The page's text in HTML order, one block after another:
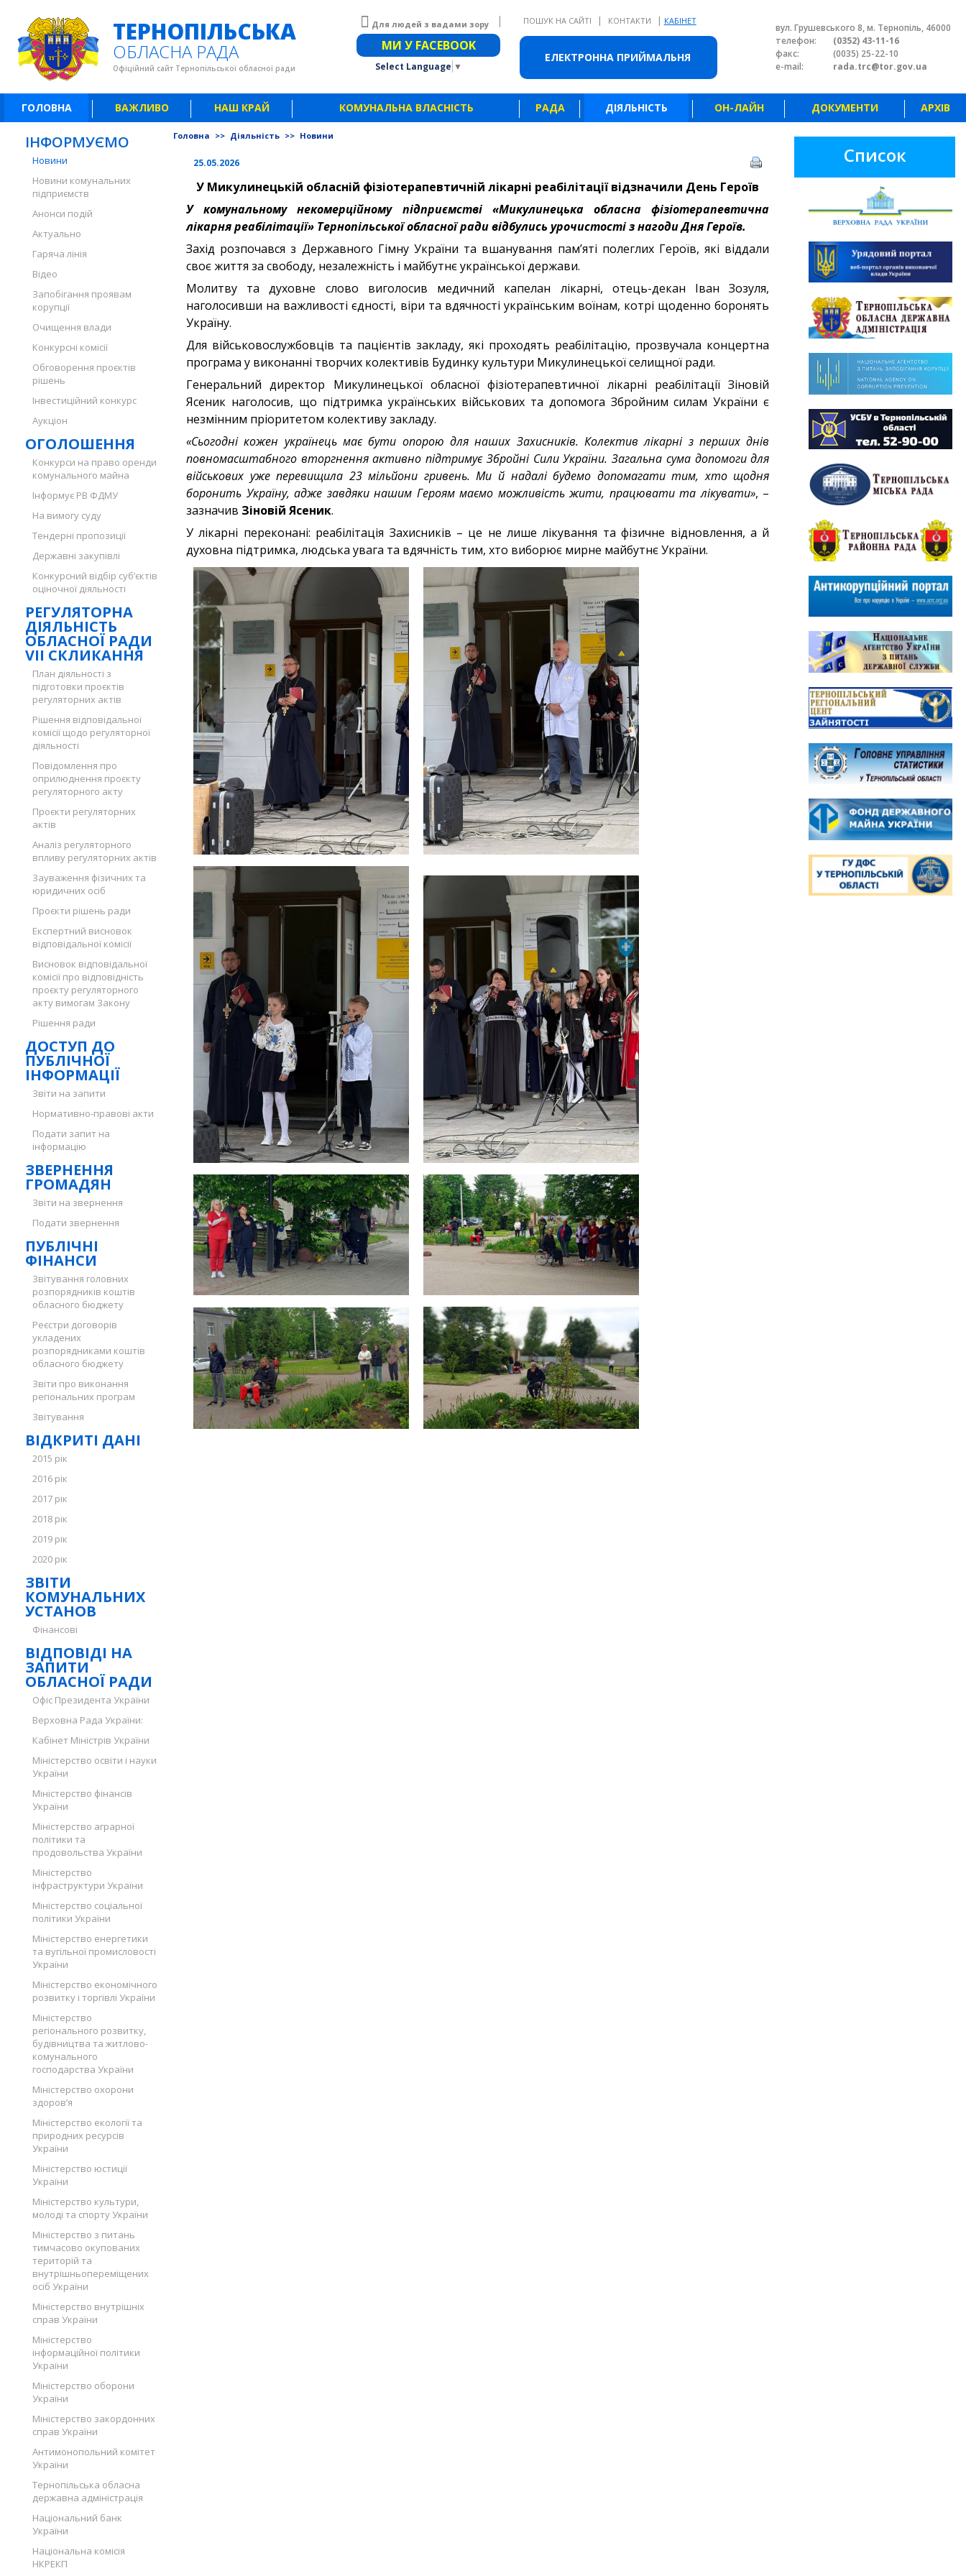
ЕЛЕКТРОННА ПРИЙМАЛЬНЯ
ТЕРНОПІЛЬСЬКА
ОБЛАСНА РАДА
Офіційний сайт Тернопільської обласної ради
Для людей з вадами зору Звичайна версія сайту
МИ У FACEBOOK
Select Language ▼
ПОШУК НА САЙТІ | КОНТАКТИ | КАБІНЕТ
вул. Грушевського 8, м. Тернопіль, 46000
телефон:
(0352) 43-11-16
факс:
(0035) 25-22-10
e-mail:
rada.trc@tor.gov.ua
ГОЛОВНА ВАЖЛИВО НАШ КРАЙ КОМУНАЛЬНА ВЛАСНІСТЬ РАДА ДІЯЛЬНІСТЬ ОН-ЛАЙН ДОКУМЕНТИ АРХІВ
ІНФОРМУЄМО
Новини
Новини комунальних
підприємств
Анонси подій
Актуально
Гаряча лінія
Відео
Запобігання проявам
корупції
Очищення влади
Конкурсні комісії
Обговорення проєктів
рішень
Інвестиційний конкурс
Аукціон
ОГОЛОШЕННЯ
Конкурси на право оренди
комунального майна
Інформує РВ ФДМУ
На вимогу суду
Тендерні пропозиції
Державні закупівлі
Конкурсний відбір суб’єктів
оціночної діяльності
РЕГУЛЯТОРНА
ДІЯЛЬНІСТЬ
ОБЛАСНОЇ РАДИ
VII СКЛИКАННЯ
План діяльності з
підготовки проєктів
регуляторних актів
Рішення відповідальної
комісії щодо регуляторної
діяльності
Повідомлення про
оприлюднення проєкту
регуляторного акту
Проєкти регуляторних
актів
Аналіз регуляторного
впливу регуляторних актів
Зауваження фізичних та
юридичних осіб
Проєкти рішень ради
Експертний висновок
відповідальної комісії
Висновок відповідальної
комісії про відповідність
проєкту регуляторного
акту вимогам Закону
Рішення ради
ДОСТУП ДО
ПУБЛІЧНОЇ
ІНФОРМАЦІЇ
Звіти на запити
Нормативно-правові акти
Подати запит на
інформацію
ЗВЕРНЕННЯ
ГРОМАДЯН
Звіти на звернення
Подати звернення
ПУБЛІЧНІ
ФІНАНСИ
Звітування головних
розпорядників коштів
обласного бюджету
Реєстри договорів
укладених
розпорядниками коштів
обласного бюджету
Звіти про виконання
регіональних програм
Звітування
ВІДКРИТІ ДАНІ
2015 рік
2016 рік
2017 рік
2018 рік
2019 рік
2020 рік
ЗВІТИ
КОМУНАЛЬНИХ
УСТАНОВ
Фінансові
ВІДПОВІДІ НА
ЗАПИТИ
ОБЛАСНОЇ РАДИ
Офіс Президента України
Верховна Рада України:
Кабінет Міністрів України
Міністерство освіти і науки
України
Міністерство фінансів
України
Міністерство аграрної
політики та
продовольства України
Міністерство
інфраструктури України
Міністерство соціальної
політики України
Міністерство енергетики
та вугільної промисловості
України
Міністерство економічного
розвитку і торгівлі України
Міністерство
регіонального розвитку,
будівництва та житлово-
комунального
господарства України
Міністерство охорони
здоров’я
Міністерство екології та
природних ресурсів
України
Міністерство юстиції
України
Міністерство культури,
молоді та спорту України
Міністерство з питань
тимчасово окупованих
територій та
внутрішньопереміщених
осіб України
Міністерство внутрішніх
справ України
Міністерство
інформаційної політики
України
Міністерство оборони
України
Міністерство закордонних
справ України
Антимонопольний комітет
України
Тернопільська обласна
державна адміністрація
Національний банк
України
Національна комісія
НКРЕКП
Головна >> Діяльність >> Новини
25.05.2026
У Микулинецькій обласній фізіотерапевтичній лікарні реабілітації відзначили День Героїв
У комунальному некомерційному підприємстві «Микулинецька обласна фізіотерапевтична
лікарня реабілітації» Тернопільської обласної ради відбулись урочистості з нагоди Дня Героїв.
Захід розпочався з Державного Гімну України та вшанування пам’яті полеглих Героїв, які віддали
своє життя за свободу, незалежність і майбутнє української держави.
Молитву та духовне слово виголосив медичний капелан лікарні, отець-декан Іван Зозуля,
наголосивши на важливості єдності, віри та вдячності українським воїнам, котрі щоденно боронять
Україну.
Для військовослужбовців та пацієнтів закладу, які проходять реабілітацію, прозвучала концертна
програма у виконанні творчих колективів Будинку культури Микулинецької селищної ради.
Генеральний директор Микулинецької обласної фізіотерапевтичної лікарні реабілітації Зіновій
Ясеник наголосив, що підтримка українських військових та допомога Збройним силам України є
незмінним пріоритетом колективу закладу.
«Сьогодні кожен українець має бути опорою для наших Захисників. Колектив лікарні з перших днів
повномасштабного вторгнення активно підтримує Збройні Сили України. Загальна сума допомоги для
військових уже перевищила 23 мільйони гривень. Ми й надалі будемо допомагати тим, хто щодня
боронить Україну, адже завдяки нашим Героям маємо можливість жити, працювати та лікувати», –
зазначив Зіновій Ясеник.
У лікарні переконані: реабілітація Захисників – це не лише лікування та фізичне відновлення, а й
духовна підтримка, людська увага та вдячність тим, хто виборює мирне майбутнє України.
Список